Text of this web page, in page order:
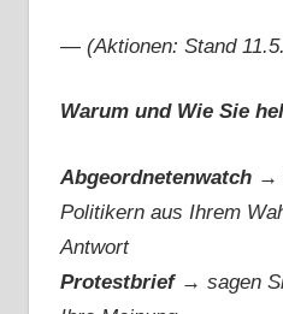
— (Aktionen: Stand
Warum und Wie Sie
Abgeordnetenwatch →
Politikern aus Ihrem
Antwort
Protestbrief → sagen